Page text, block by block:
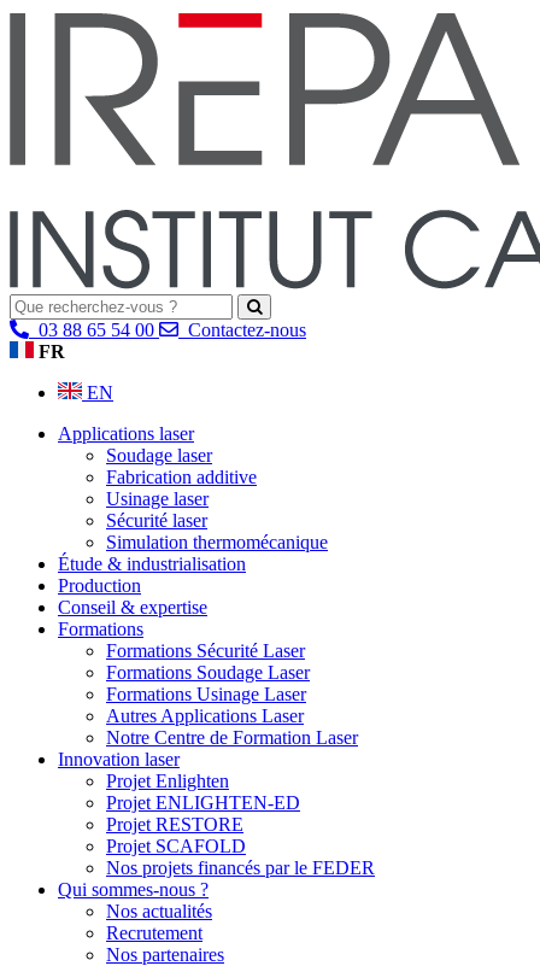
03 88 65 54 00
Contactez-nous
FR
EN
Applications laser
Soudage laser
Fabrication additive
Usinage laser
Sécurité laser
Simulation thermomécanique
Étude & industrialisation
Production
Conseil & expertise
Formations
Formations Sécurité Laser
Formations Soudage Laser
Formations Usinage Laser
Autres Applications Laser
Notre Centre de Formation Laser
Innovation laser
Projet Enlighten
Projet ENLIGHTEN-ED
Projet RESTORE
Projet SCAFOLD
Nos projets financés par le FEDER
Qui sommes-nous ?
Nos actualités
Recrutement
Nos partenaires